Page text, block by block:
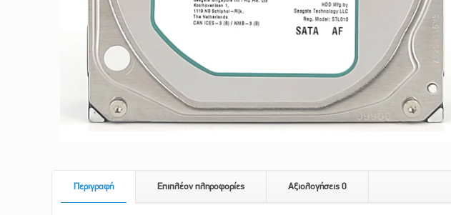
Περιγραφή Επιπλέον πληροφορίες Αξιολογήσεις 0